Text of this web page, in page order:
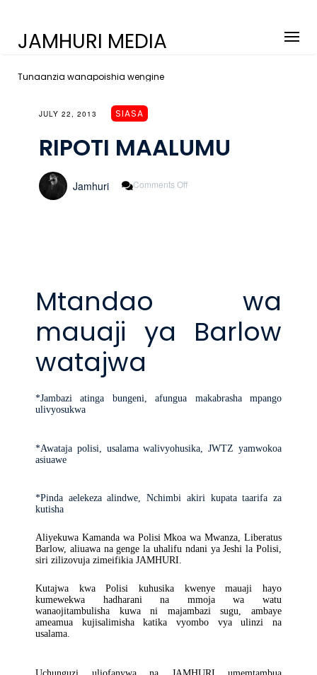
JAMHURI MEDIA
Tunaanzia wanapoishia wengine
JULY 22, 2013 SIASA
RIPOTI MAALUMU
Jamhuri Comments Off
Mtandao wa
mauaji ya Barlow
watajwa
*Jambazi atinga bungeni, afungua makabrasha mpango
ulivyosukwa
*Awataja polisi, usalama walivyohusika, JWTZ yamwokoa
asiuawe
*Pinda aelekeza alindwe, Nchimbi akiri kupata taarifa za
kutisha
Aliyekuwa Kamanda wa Polisi Mkoa wa Mwanza, Liberatus
Barlow, aliuawa na genge la uhalifu ndani ya Jeshi la Polisi,
siri zilizovuja zimeifikia JAMHURI.
Kutajwa kwa Polisi kuhusika kwenye mauaji hayo
kumewekwa hadharani na mmoja wa watu
wanaojitambulisha kuwa ni majambazi sugu, ambaye
ameamua kujisalimisha katika vyombo vya ulinzi na
usalama.